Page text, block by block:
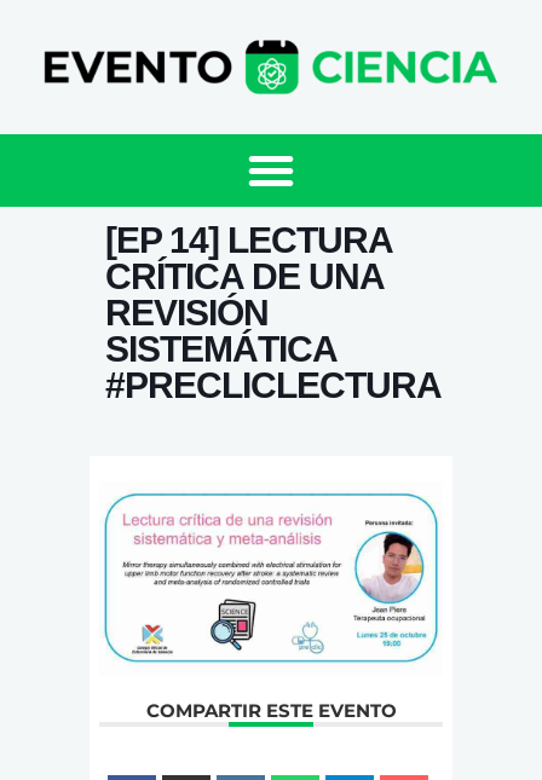
[EP 14] LECTURA
CRÍTICA DE UNA
REVISIÓN
SISTEMÁTICA
#PRECLICLECTURA
COMPARTIR ESTE EVENTO